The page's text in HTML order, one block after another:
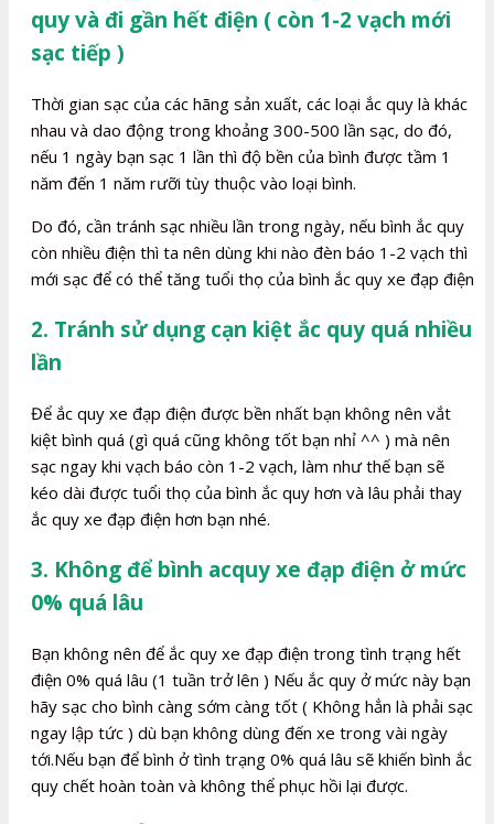
quy và đi gần hết điện ( còn 1-2 vạch mới
sạc tiếp )
Thời gian sạc của các hãng sản xuất, các loại ắc quy là khác
nhau và dao động trong khoảng 300-500 lần sạc, do đó,
nếu 1 ngày bạn sạc 1 lần thì độ bền của bình được tầm 1
năm đến 1 năm rưỡi tùy thuộc vào loại bình.
Do đó, cần tránh sạc nhiều lần trong ngày, nếu bình ắc quy
còn nhiều điện thì ta nên dùng khi nào đèn báo 1-2 vạch thì
mới sạc để có thể tăng tuổi thọ của bình ắc quy xe đạp điện
2. Tránh sử dụng cạn kiệt ắc quy quá nhiều
lần
Để ắc quy xe đạp điện được bền nhất bạn không nên vắt
kiệt bình quá (gì quá cũng không tốt bạn nhỉ ^^ ) mà nên
sạc ngay khi vạch báo còn 1-2 vạch, làm như thế bạn sẽ
kéo dài được tuổi thọ của bình ắc quy hơn và lâu phải thay
ắc quy xe đạp điện hơn bạn nhé.
3. Không để bình acquy xe đạp điện ở mức
0% quá lâu
Bạn không nên để ắc quy xe đạp điện trong tình trạng hết
điện 0% quá lâu (1 tuần trở lên ) Nếu ắc quy ở mức này bạn
hãy sạc cho bình càng sớm càng tốt ( Không hẳn là phải sạc
ngay lập tức ) dù bạn không dùng đến xe trong vài ngày
tới.Nếu bạn để bình ở tình trạng 0% quá lâu sẽ khiến bình ắc
quy chết hoàn toàn và không thể phục hồi lại được.